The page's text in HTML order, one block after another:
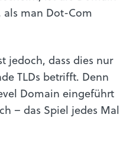
als man Dot-Com
jedoch, dass dies nur
TLDs betrifft. Denn
Domain eingeführt
– das Spiel jedes Mal